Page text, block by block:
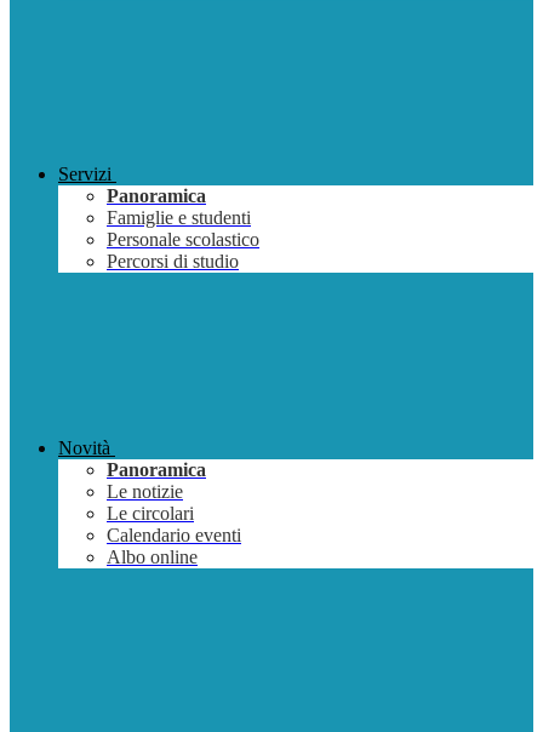
Servizi
Panoramica
Famiglie e studenti
Personale scolastico
Percorsi di studio
Novità
Panoramica
Le notizie
Le circolari
Calendario eventi
Albo online